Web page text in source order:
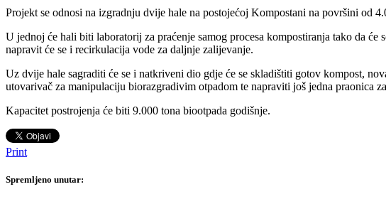
Projekt se odnosi na izgradnju dvije hale na postojećoj Kompostani na površini od
U jednoj će hali biti laboratorij za praćenje samog procesa kompostiranja tako da
napravit će se i recirkulacija vode za daljnje zalijevanje.
Uz dvije hale sagraditi će se i natkriveni dio gdje će se skladištiti gotov kompost,
utovarivač za manipulaciju biorazgradivim otpadom te napraviti još jedna praonica
Kapacitet postrojenja će biti 9.000 tona biootpada godišnje.
Print
Spremljeno unutar: